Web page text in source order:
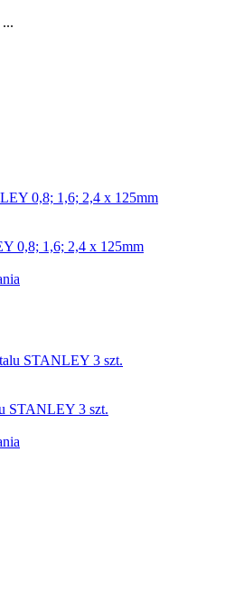
0,8; 1,6; 2,4 x 125mm
STANLEY 3 szt.